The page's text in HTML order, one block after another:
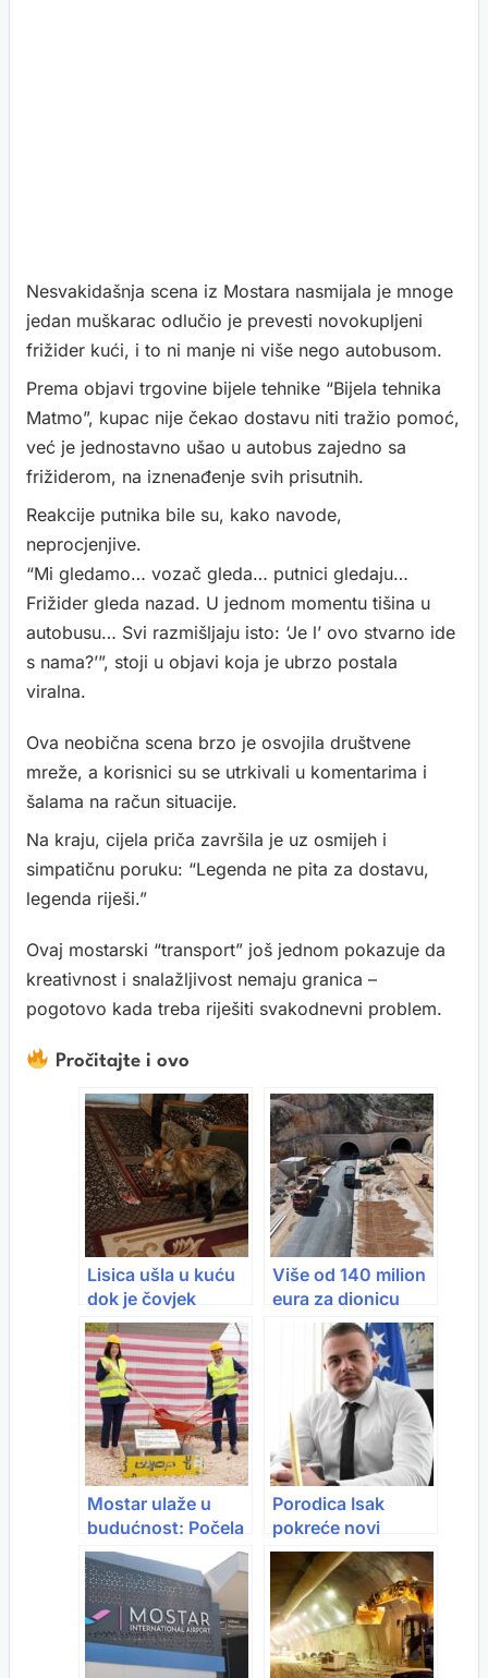
Nesvakidašnja scena iz Mostara nasmijala je mnoge
jedan muškarac odlučio je prevesti novokupljeni
frižider kući, i to ni manje ni više nego autobusom.
Prema objavi trgovine bijele tehnike “Bijela tehnika
Matmo”, kupac nije čekao dostavu niti tražio pomoć,
već je jednostavno ušao u autobus zajedno sa
frižiderom, na iznenađenje svih prisutnih.
Reakcije putnika bile su, kako navode,
neprocjenjive.
“Mi gledamo… vozač gleda… putnici gledaju…
Frižider gleda nazad. U jednom momentu tišina u
autobusu… Svi razmišljaju isto: ‘Je l’ ovo stvarno ide
s nama?’”, stoji u objavi koja je ubrzo postala
viralna.
Ova neobična scena brzo je osvojila društvene
mreže, a korisnici su se utrkivali u komentarima i
šalama na račun situacije.
Na kraju, cijela priča završila je uz osmijeh i
simpatičnu poruku: “Legenda ne pita za dostavu,
legenda riješi.”
Ovaj mostarski “transport” još jednom pokazuje da
kreativnost i snalažljivost nemaju granica –
pogotovo kada treba riješiti svakodnevni problem.
Pročitajte i ovo
Lisica ušla u kuću
dok je čovjek
večerao: Uzela
meso i odnijela ga
svojim mladuncima
Više od 140 milion
eura za dionicu
Mostar sjever –
Mostar jug
Mostar ulaže u
budućnost: Počela
gradnja modernog
terminala
Porodica Isak
pokreće novi
biznis: Stižu
automobili više
klase